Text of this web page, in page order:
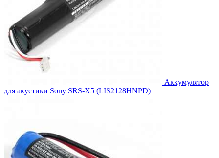
Аккумулятор
для акустики Sony SRS-X5 (LIS2128HNPD)